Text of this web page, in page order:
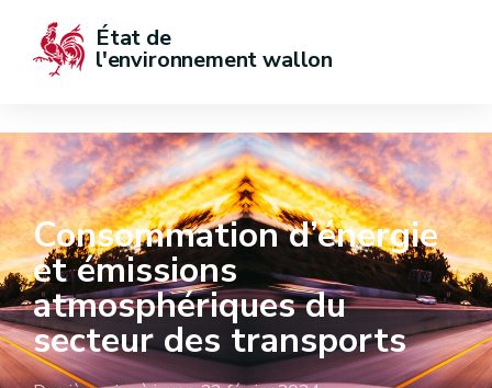
État de
l'environnement wallon
Consommation d’énergie
et émissions
atmosphériques du
secteur des transports